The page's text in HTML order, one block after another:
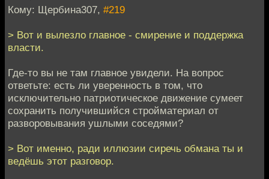
Кому: Щербина307, #219
> Вот и вылезло главное - смирение и поддержка
власти.
Где-то вы не там главное увидели. На вопрос
ответьте: есть ли уверенность в том, что
исключительно патриотическое движение сумеет
сохранить получившийся стройматериал от
разворовывания ушлыми соседями?
> Вот именно, ради иллюзии сиречь обмана ты и
ведёшь этот разговор.